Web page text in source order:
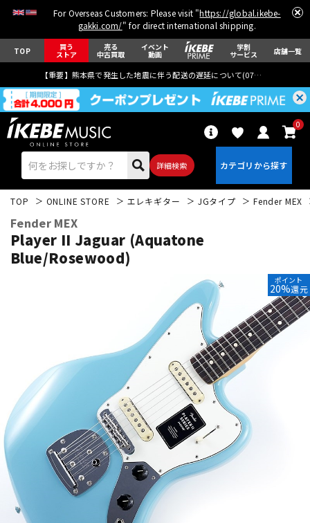
For Overseas Customers: Please visit "https://global.ikebe-
gakki.com/" for direct international shipping.
TOP 買う
ストア
売る
中古買取
イベント
動画
学割
サービス 店舗一覧
【重要】熊本県で発生した地震に伴う配送の遅延について(07月29日
詳細検索
0
アコギ/エレアコ
ウクレレ
ドラム パーカッション
キーボード 電子ピアノ
管楽器
TOP ONLINE STORE エレキギター JGタイプ Fender MEX
Fender MEX
Player II Jaguar (Aquatone
Blue/Rosewood)
ポイント
20%還元